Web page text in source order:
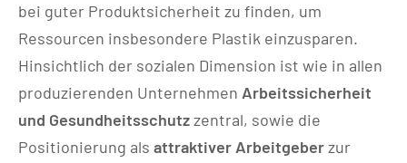
bei guter Produktsicherheit zu finden, um
Ressourcen insbesondere Plastik einzusparen.
Hinsichtlich der sozialen Dimension ist wie in allen
produzierenden Unternehmen Arbeitssicherheit
und Gesundheitsschutzzentral, sowie die
Positionierung als attraktiver Arbeitgeberzur